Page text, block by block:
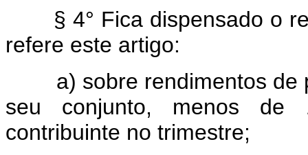
§ 4° Fica dispensado o
refere este artigo:
a) sobre rendimentos de
seu conjunto, menos de
contribuinte no trimestre;